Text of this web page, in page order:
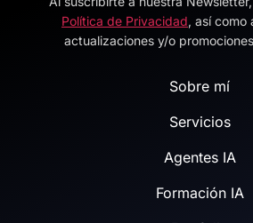
Alternative:
Política de Privacidad, así como
actualizaciones y/o
Sobre mí
Servicios
Agentes IA
Formación IA